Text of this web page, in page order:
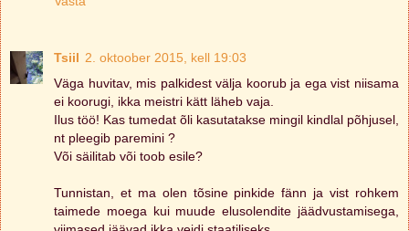
Tsiil 2. oktoober 2015, kell 19:03
Väga huvitav, mis palkidest välja koorub ja ega vist niisama
ei koorugi, ikka meistri kätt läheb vaja.
Ilus töö! Kas tumedat õli kasutatakse mingil kindlal põhjusel,
nt pleegib paremini ?
Või säilitab või toob esile?
Tunnistan, et ma olen tõsine pinkide fänn ja vist rohkem
taimede moega kui muude elusolendite jäädvustamisega,